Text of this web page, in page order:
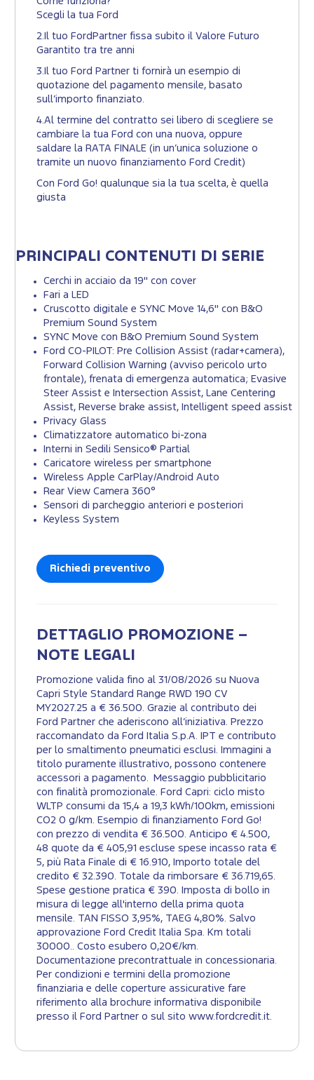
Scegli la tua Ford
2.Il tuo FordPartner fissa subito il Valore Futuro
Garantito tra tre anni
3.Il tuo Ford Partner ti fornirà un esempio di
quotazione del pagamento mensile, basato
sull’importo finanziato.
4.Al termine del contratto sei libero di scegliere se
cambiare la tua Ford con una nuova, oppure
saldare la RATA FINALE (in un’unica soluzione o
tramite un nuovo finanziamento Ford Credit)
Con Ford Go! qualunque sia la tua scelta, è quella
giusta
PRINCIPALI CONTENUTI DI SERIE
Cerchi in acciaio da 19" con cover
Fari a LED
Cruscotto digitale e SYNC Move 14,6" con B&O
Premium Sound System
SYNC Move con B&O Premium Sound System
Ford CO-PILOT: Pre Collision Assist (radar+camera),
Forward Collision Warning (avviso pericolo urto
frontale), frenata di emergenza automatica; Evasive
Steer Assist e Intersection Assist, Lane Centering
Assist, Reverse brake assist, Intelligent speed assist
Privacy Glass
Climatizzatore automatico bi-zona
Interni in Sedili Sensico® Partial
Caricatore wireless per smartphone
Wireless Apple CarPlay/Android Auto
Rear View Camera 360°
Sensori di parcheggio anteriori e posteriori
Keyless System
Richiedi preventivo
DETTAGLIO PROMOZIONE –
NOTE LEGALI
Promozione valida fino al 31/08/2026 su Nuova
Capri Style Standard Range RWD 190 CV
MY2027.25 a € 36.500. Grazie al contributo dei
Ford Partner che aderiscono all’iniziativa. Prezzo
raccomandato da Ford Italia S.p.A. IPT e contributo
per lo smaltimento pneumatici esclusi. Immagini a
titolo puramente illustrativo, possono contenere
accessori a pagamento. Messaggio pubblicitario
con finalità promozionale. Ford Capri: ciclo misto
WLTP consumi da 15,4 a 19,3 kWh/100km, emissioni
CO2 0 g/km. Esempio di finanziamento Ford Go!
con prezzo di vendita € 36.500. Anticipo € 4.500,
48 quote da € 405,91 escluse spese incasso rata €
5, più Rata Finale di € 16.910, Importo totale del
credito € 32.390. Totale da rimborsare € 36.719,65.
Spese gestione pratica € 390. Imposta di bollo in
misura di legge all'interno della prima quota
mensile. TAN FISSO 3,95%, TAEG 4,80%. Salvo
approvazione Ford Credit Italia Spa. Km totali
30000.. Costo esubero 0,20€/km.
Documentazione precontrattuale in concessionaria.
Per condizioni e termini della promozione
finanziaria e delle coperture assicurative fare
riferimento alla brochure informativa disponibile
presso il Ford Partner o sul sito www.fordcredit.it.